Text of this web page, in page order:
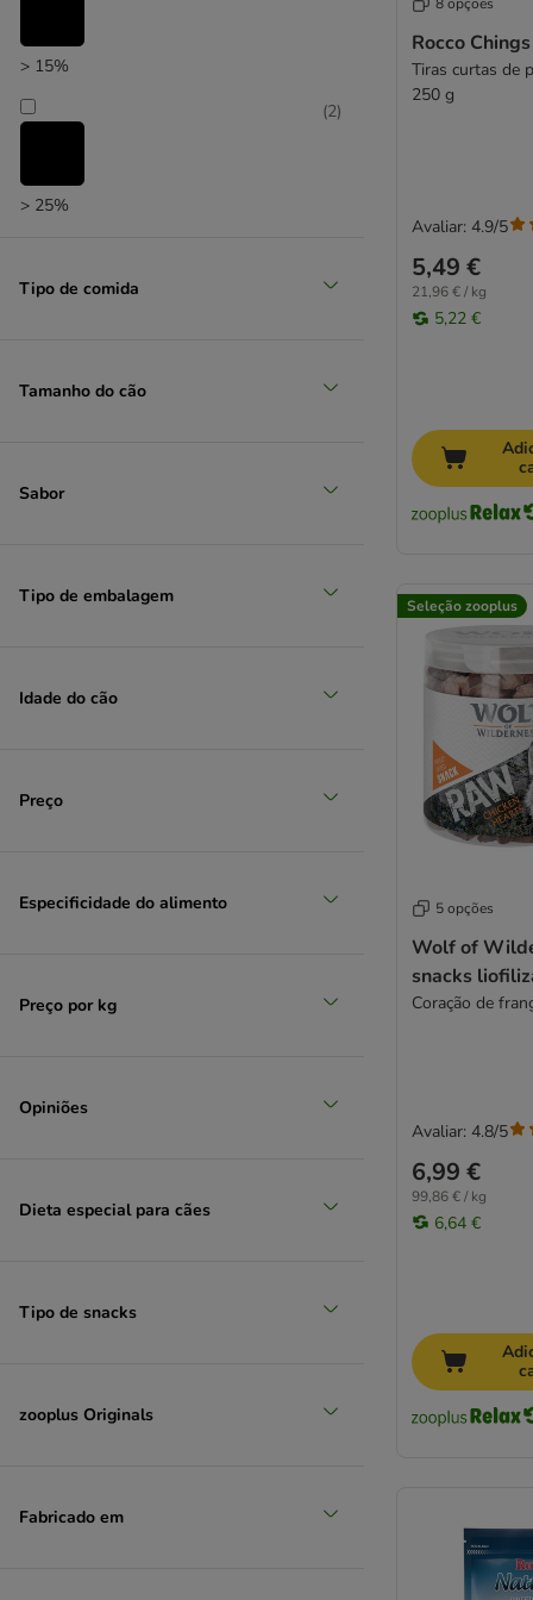
STRAYZ
Thrive
Tubidog
Whimzees
Natural Trainer
Lily's Kitchen
> 15%
> 25%
(2)
Tipo de comida
Tamanho do cão
Sabor
Tipo de embalagem
Idade do cão
Preço
Especificidade do alimento
Preço por kg
Opiniões
Dieta especial para cães
Tipo de snacks
zooplus Originals
Fabricado em
8 opções
Rocco
Tiras curtas de
250 g
5,49 €
21,96 € / kg
5,22 €
Avaliar: 4.9/5
Seleção zooplus
5 opções
Wolf of
snacks
Coração de
6,99 €
99,86 € / kg
6,64 €
Avaliar: 4.8/5